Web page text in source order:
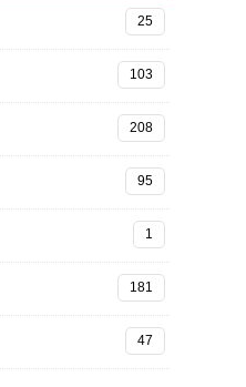
25
103
208
95
1
181
47